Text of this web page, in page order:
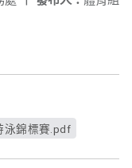
泳錦標賽.pdf